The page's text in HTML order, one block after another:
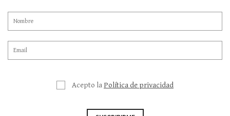
Acepto la Política de privacidad